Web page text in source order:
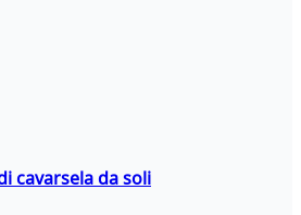
cavarsela da soli